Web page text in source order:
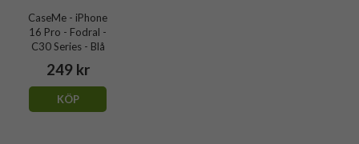
CaseMe - iPhone
16 Pro - Fodral -
C30 Series - Blå
249 kr
KÖP